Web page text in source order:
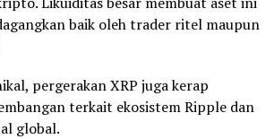
baik oleh trader ritel maupun
pergerakan XRP juga kerap
terkait ekosistem Ripple dan
global.